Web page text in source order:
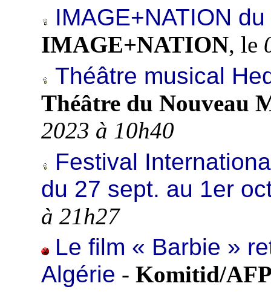
IMAGE+NATION
IMAGE+NATION, le
Théâtre musical
Théâtre du Nouveau
2023 à 10h40
Festival
du 27 sept. au 1er
à 21h27
Le film « Barbie »
Algérie - Komitid/